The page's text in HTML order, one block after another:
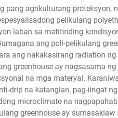
pang-agrikulturang proteksyon,
pelikulang
laban sa matitinding
ang poli-pelikulang
ang nakakasirang radiation ng
greenhouse ay nagsasama
na mga materyal.
drip na katangian, pag-iingat
microclimate na
greenhouse ay sumasaklaw